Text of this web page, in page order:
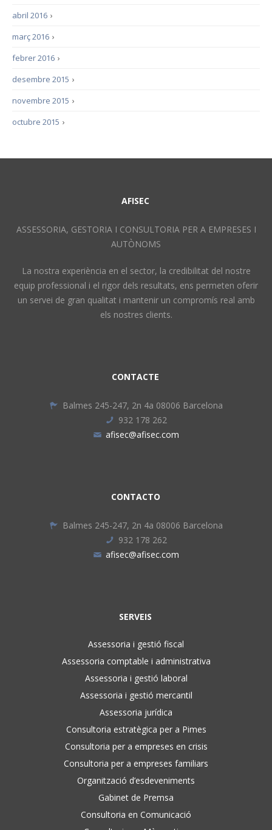
›
abril 2016
›
març 2016
›
febrer 2016
›
desembre 2015
›
novembre 2015
›
octubre 2015
AFISEC
ASSESSORIA, GESTORIA I CONSULTORIA PER A EMPRESES I
AUTÒNOMS
La nostra experiència en el sector, la credibilitat del nostre
equip professional i el rigor dels resultats, ens permeten oferir
un servei de gran qualitat i mantenir un compromís real amb
els nostres clients.
CONTACTE
Balmes 245-247, 2n 4a 08006 Barcelona
932 178 262
afisec@afisec.com
CONTACTO
Balmes 245-247, 2n 4a 08006 Barcelona
932 178 262
afisec@afisec.com
SERVEIS
Assessoria i gestió fiscal
Assessoria comptable i administrativa
Assessoria i gestió laboral
Assessoria i gestió mercantil
Assessoria jurídica
Consultoria estratègica per a Pimes
Consultoria per a empreses en crisis
Consultoria per a empreses familiars
Organització d’esdeveniments
Gabinet de Premsa
Consultoria en Comunicació